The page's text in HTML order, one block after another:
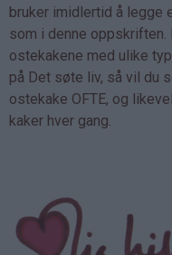
bruker imidlertid å legge
som i denne oppskriften.
ostekakene med ulike
på Det søte liv, så vil du
ostekake OFTE, og
kaker hver gang.